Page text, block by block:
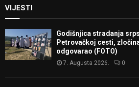
VIJESTI
Godišnjica stradanja
Petrovačkoj cesti,
odgovarao (FOTO)
7. Augusta 2026. 0